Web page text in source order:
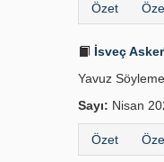
Özet
İsveç
Yavuz
Sayı: Nisan
Özet